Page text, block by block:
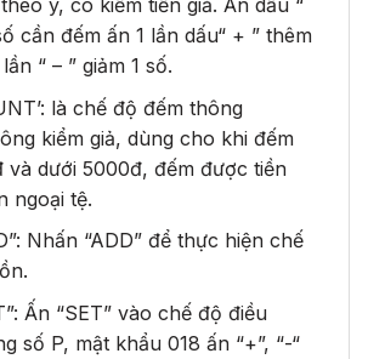
cần đếm ấn 1 lần dấu“ + ” thêm
“ – ” giảm 1 số.
là chế độ đếm thông
kiểm giả, dùng cho khi đếm
và dưới 5000đ, đếm được tiền
ngoại tệ.
Nhấn “ADD” để thực hiện chế
Ấn “SET” vào chế độ điều
số P, mật khẩu 018 ấn “+”, “-“